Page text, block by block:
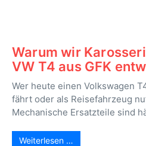
Warum wir
VW T4 aus GFK
Wer heute einen Volkswagen
fährt oder als Reisefahrzeug
Mechanische Ersatzteile sind
Weiterlesen …